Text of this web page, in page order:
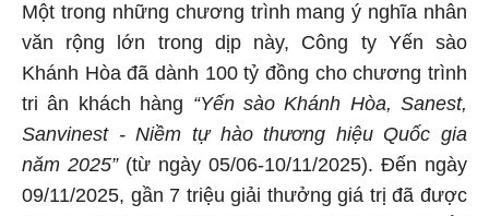
Một trong những chương trình mang ý nghĩa nhân
văn rộng lớn trong dịp này, Công ty Yến sào
Khánh Hòa đã dành 100 tỷ đồng cho chương trình
tri ân khách hàng “Yến sào Khánh Hòa, Sanest,
Sanvinest - Niềm tự hào thương hiệu Quốc gia
năm 2025”(từ ngày 05/06-10/11/2025). Đến ngày
09/11/2025, gần 7 triệu giải thưởng giá trị đã được